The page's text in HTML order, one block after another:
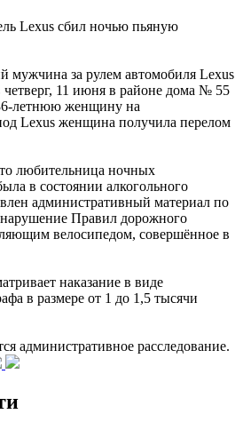
мужчина за рулем автомобиля Lexus
11 июня в районе дома № 55
летнюю женщину на
Lexus женщина получила перелом
любительница ночных
в состоянии алкогольного
административный материал по
Правил дорожного
велосипедом, совершённое в
наказание в виде
в размере от 1 до 1,5 тысячи
административное расследование.